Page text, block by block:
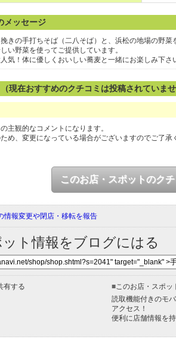
メッセージ
きの手打ちそば（二八そば）と、浜松の地場の野菜
い野菜を使ってご提供しています。
気！体に優しくおいしい蕎麦と一緒にお楽しみ下さ
現在おすすめのクチコミは投稿されていま
主観的なコメントになります。
め、変更になっている場合がございますのでご了承
このお店・スポットのク
情報変更や閉店・移転を報告
ト情報をブログにはる
有する ■このお店・スポッ
読取機能付きのモ
アクセス！
便利に店舗情報を